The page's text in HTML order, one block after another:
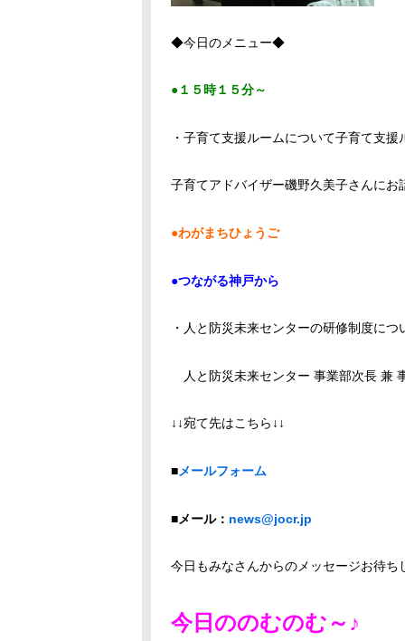
◆今日のメニュー◆
●１５時１５分～
・子育て支援ルームについて子育て支
子育てアドバイザー磯野久美子さんにお
●わがまちひょうご
●つながる神戸から
・人と防災未来センターの研修制度につ
人と防災未来センター 事業部次長 兼
↓↓宛て先はこちら↓↓
■メールフォーム
■メール： news@jocr.jp
今日もみなさんからのメッセージお待ち
今日ののむのむ～♪